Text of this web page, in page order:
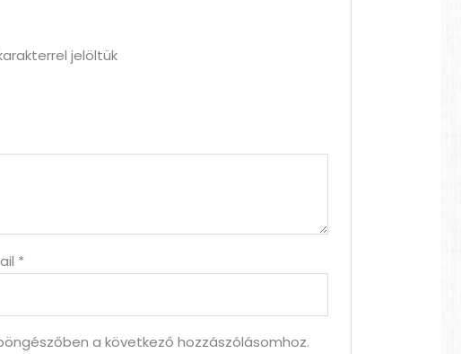
jelöltük
*
a következő hozzászólásomhoz.